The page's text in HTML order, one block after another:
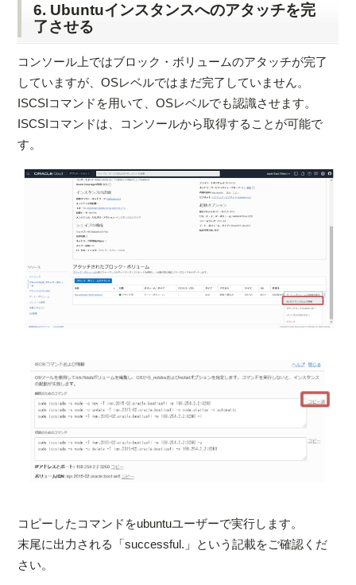
6. Ubuntuインスタンスへのアタッチを完
了させる
コンソール上ではブロック・ボリュームのアタッチが完了
していますが、OSレベルではまだ完了していません。
ISCSIコマンドを用いて、OSレベルでも認識させます。
ISCSIコマンドは、コンソールから取得することが可能で
す。
コピーしたコマンドをubuntuユーザーで実行します。
末尾に出力される「successful.」という記載をご確認くだ
さい。